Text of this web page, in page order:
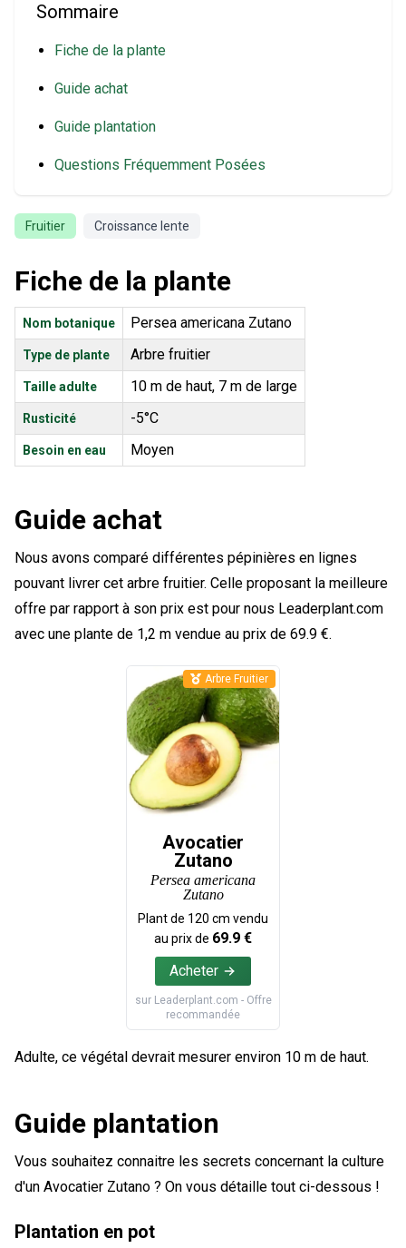
Sommaire
Fiche de la plante
Guide achat
Guide plantation
Questions Fréquemment Posées
Fruitier Croissance lente
Fiche de la plante
Nom botanique Persea americana Zutano
Type de plante Arbre fruitier
Taille adulte 10 m de haut, 7 m de large
Rusticité -5°C
Besoin en eau Moyen
Guide achat
Nous avons comparé différentes pépinières en lignes
pouvant livrer cet arbre fruitier. Celle proposant la meilleure
offre par rapport à son prix est pour nous Leaderplant.com
avec une plante de 1,2 m vendue au prix de 69.9 €.
Avocatier
Zutano
Persea americana
Zutano
Plant de 120 cm vendu
au prix de 69.9 €
Acheter
sur Leaderplant.com - Offre
recommandée
Arbre Fruitier
Adulte, ce végétal devrait mesurer environ 10 m de haut.
Guide plantation
Vous souhaitez connaitre les secrets concernant la culture
d'un Avocatier Zutano ? On vous détaille tout ci-dessous !
Plantation en pot